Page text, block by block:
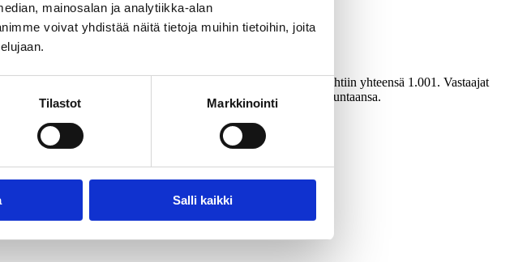
mainosalan ja analytiikka-alan
voivat yhdistää näitä tietoja muihin tietoihin, joita
Tilastot Markkinointi
Salli kaikki
on koottu Gallup Kanavalla 5.-11.6 2015. Haastatteluja tehtiin yhteensä 1.001. Vastaajat
on suurimmillaan vajaat kolme prosenttiyksikköä suuntaansa.